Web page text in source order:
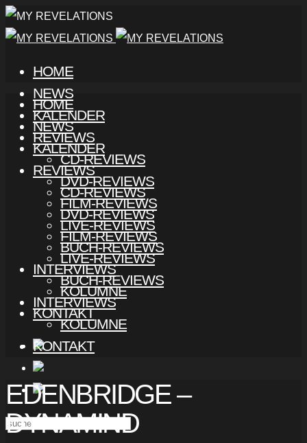
HOME
NEWS
KALENDER
REVIEWS
CD-REVIEWS
DVD-REVIEWS
FILM-REVIEWS
LIVE-REVIEWS
BUCH-REVIEWS
INTERVIEWS
KOLUMNE
KONTAKT
HOME
NEWS
KALENDER
REVIEWS
CD-REVIEWS
DVD-REVIEWS
FILM-REVIEWS
LIVE-REVIEWS
BUCH-REVIEWS
INTERVIEWS
KOLUMNE
KONTAKT
EDENBRIDGE –
DYNAMIND